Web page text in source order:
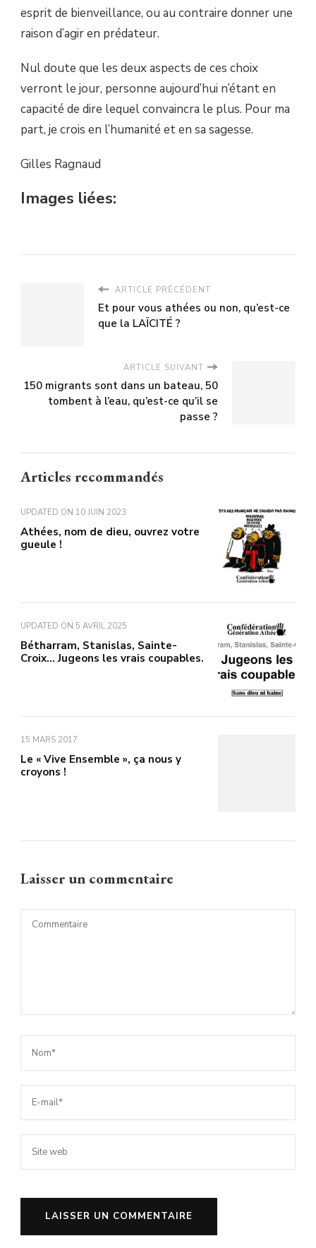
esprit de bienveillance, ou au contraire donner une
raison d’agir en prédateur.
Nul doute que les deux aspects de ces choix
verront le jour, personne aujourd’hui n’étant en
capacité de dire lequel convaincra le plus. Pour ma
part, je crois en l’humanité et en sa sagesse.
Gilles Ragnaud
Images liées:
ARTICLE PRÉCÉDENT
Et pour vous athées ou non, qu’est-ce
que la LAÏCITÉ ?
ARTICLE SUIVANT
150 migrants sont dans un bateau, 50
tombent à l’eau, qu’est-ce qu’il se
passe ?
Articles recommandés
UPDATED ON 10 JUIN 2023
Athées, nom de dieu, ouvrez votre
gueule !
UPDATED ON 5 AVRIL 2025
Bétharram, Stanislas, Sainte-
Croix… Jugeons les vrais coupables.
15 MARS 2017
Le « Vive Ensemble », ça nous y
croyons !
Laisser un commentaire